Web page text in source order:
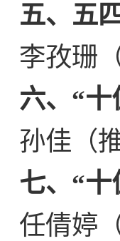
五、 五
李孜珊
六、 “十
孙佳（
七、 “十
任倩婷